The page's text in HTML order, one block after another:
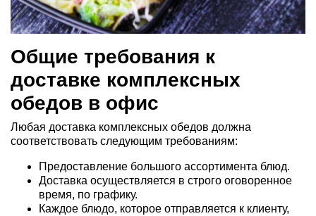
Общие требования к
доставке комплексных
обедов в офис
Любая доставка комплексных обедов должна
соответствовать следующим требованиям:
Предоставление большого ассортимента блюд.
Доставка осуществляется в строго оговоренное
время, по графику.
Каждое блюдо, которое отправляется к клиенту,